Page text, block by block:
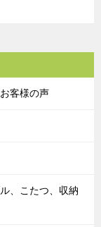
客様の声
、こたつ、収納